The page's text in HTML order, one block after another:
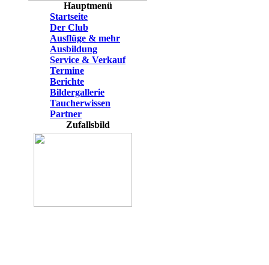
Hauptmenü
Startseite
Der Club
Ausflüge & mehr
Ausbildung
Service & Verkauf
Termine
Berichte
Bildergallerie
Taucherwissen
Partner
Zufallsbild